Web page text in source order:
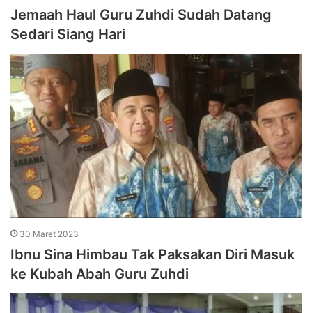
Jemaah Haul Guru Zuhdi Sudah Datang
Sedari Siang Hari
30 Maret 2023
Ibnu Sina Himbau Tak Paksakan Diri Masuk
ke Kubah Abah Guru Zuhdi